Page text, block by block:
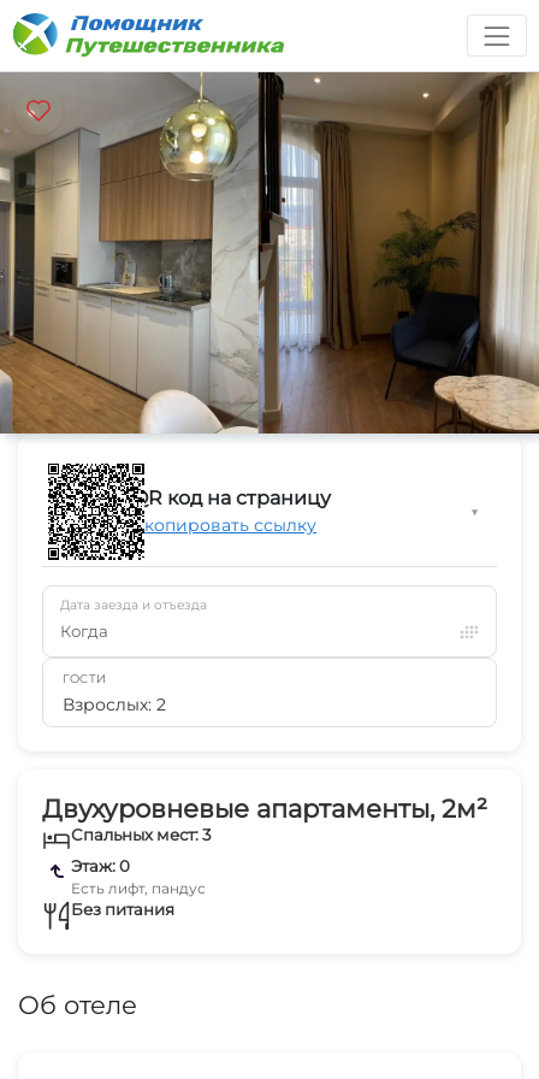
Двухуровневые апартаменты, 2м²
Спальных мест: 3
Этаж: 0
Есть лифт, пандус
Без питания
Об отеле
QR код на страницу
Скопировать ссылку
▼
Дата заезда и отъезда
Когда
ГОСТИ
Взрослых: 2